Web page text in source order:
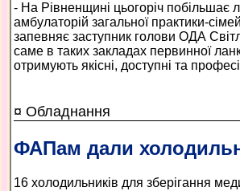
- На Рівненщині цьогоріч побільшає
амбулаторій загальної практики-
запевняє заступник голови ОДА
саме в таких закладах первинної
отримують якісні, доступні та
¤ Обладнання
ФАПам дали
16 холодильників для зберігання